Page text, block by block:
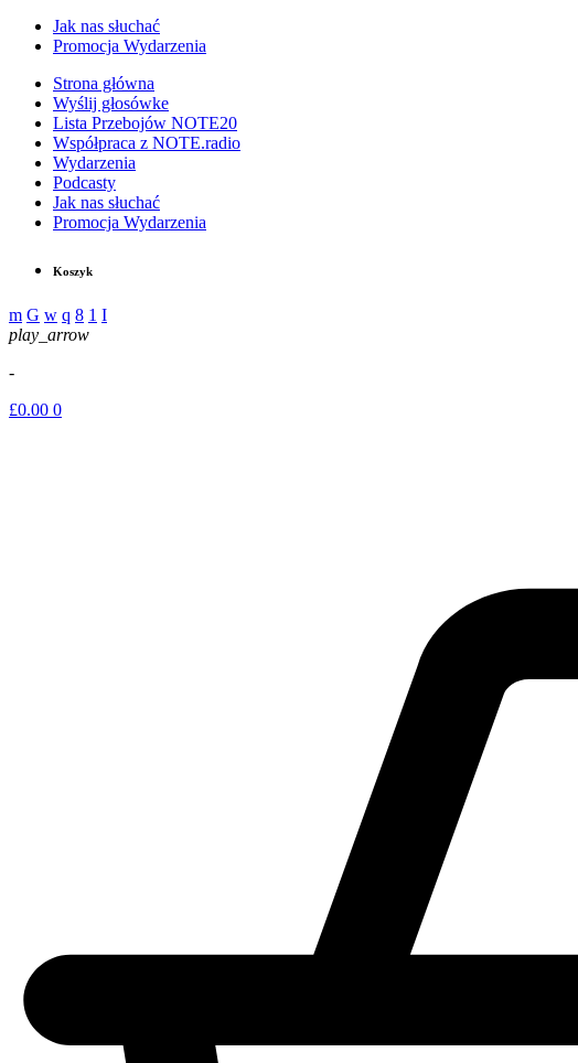
Jak nas słuchać
Promocja Wydarzenia
Strona główna
Wyślij głosówke
Lista Przebojów NOTE20
Współpraca z NOTE.radio
Wydarzenia
Podcasty
Jak nas słuchać
Promocja Wydarzenia
Koszyk
play_arrow
-
£0.00 0